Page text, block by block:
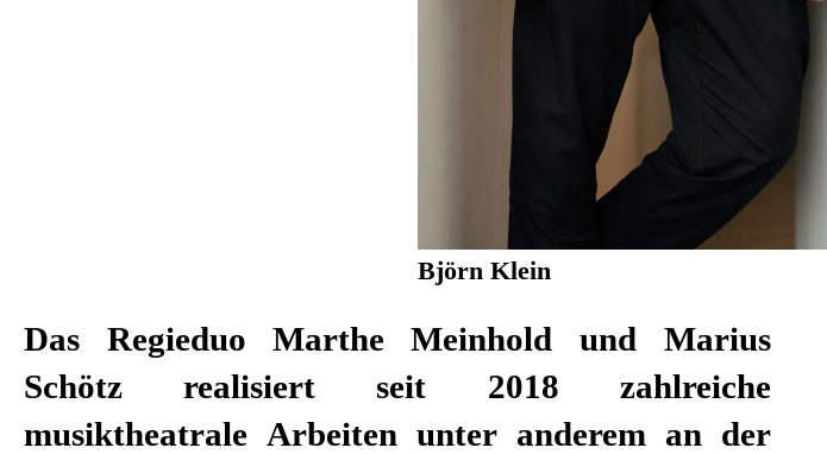
Björn Klein
Das Regieduo Marthe Meinhold und Marius
Schötz realisiert seit 2018 zahlreiche
musiktheatrale Arbeiten unter anderem an der
Theaterwissenschaft. Marius Schötz absolvierte
ein Studium der klassischen Komposition und